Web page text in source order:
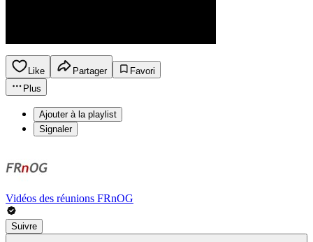
Like Partager
Favori
Plus
Ajouter à la playlist
Signaler
Vidéos des réunions FRnOG
Suivre